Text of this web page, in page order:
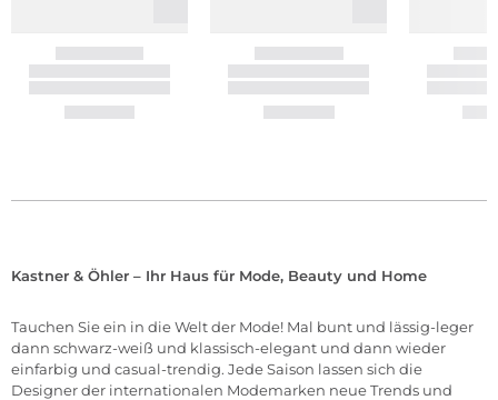
Kastner & Öhler – Ihr Haus für Mode, Beauty und Home
Tauchen Sie ein in die Welt der Mode! Mal bunt und lässig-leger
dann schwarz-weiß und klassisch-elegant und dann wieder
einfarbig und casual-trendig. Jede Saison lassen sich die
Designer der internationalen Modemarken neue Trends und